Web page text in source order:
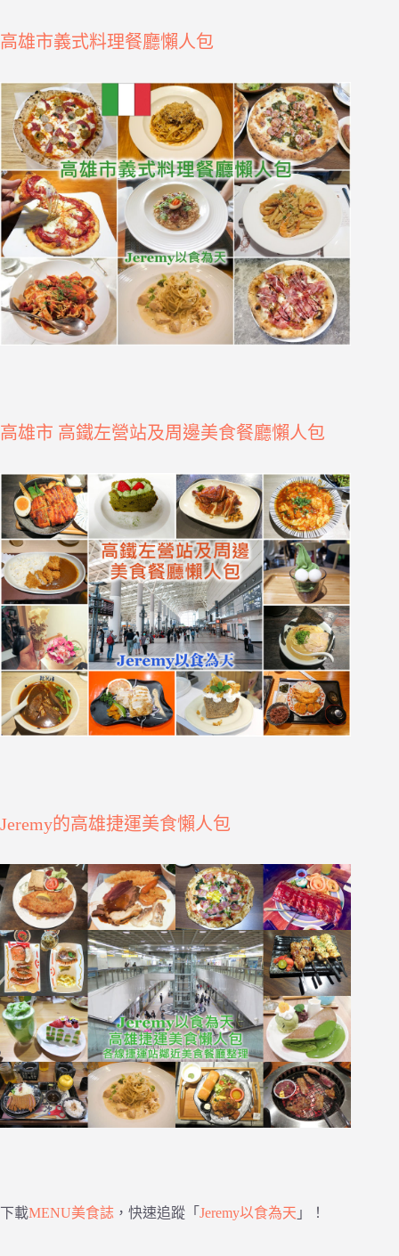
高雄市義式料理餐廳懶人包
高雄市 高鐵左營站及周邊美食餐廳懶人包
Jeremy的高雄捷運美食懶人包
下載MENU美食誌 ，快速追蹤「 Jeremy以食為天 」！